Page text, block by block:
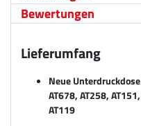
Bewertungen
Lieferumfang
Neue
AT678, AT258,
AT119